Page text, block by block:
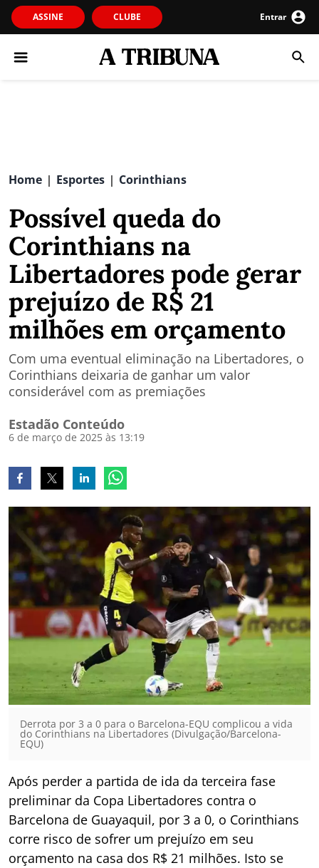
ASSINE CLUBE Entrar
Home | Esportes | Corinthians
Possível queda do
Corinthians na
Libertadores pode gerar
prejuízo de R$ 21
milhões em orçamento
Com uma eventual eliminação na Libertadores, o
Corinthians deixaria de ganhar um valor
considerável com as premiações
Estadão Conteúdo
6 de março de 2025 às 13:19
Derrota por 3 a 0 para o Barcelona-EQU complicou a vida
do Corinthians na Libertadores (Divulgação/Barcelona-
EQU)
Após perder a partida de ida da terceira fase
preliminar da Copa Libertadores contra o
Barcelona de Guayaquil, por 3 a 0, o Corinthians
corre risco de sofrer um prejuízo em seu
orçamento na casa dos R$ 21 milhões. Isto se